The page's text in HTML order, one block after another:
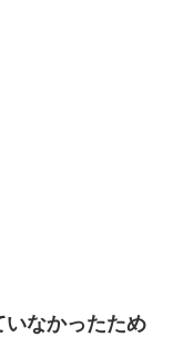
なかったため